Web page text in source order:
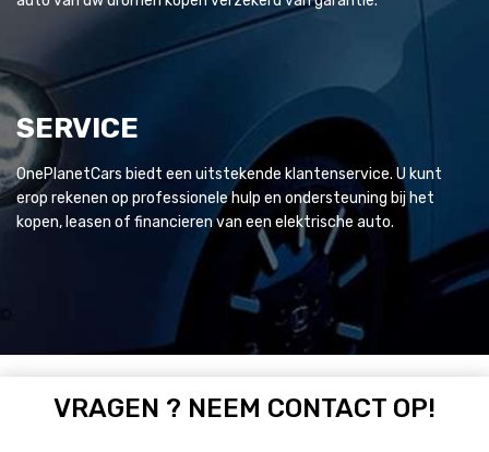
SERVICE
OnePlanetCars biedt een uitstekende klantenservice. U kunt
erop rekenen op professionele hulp en ondersteuning bij het
kopen, leasen of financieren van een elektrische auto.
VRAGEN ? NEEM CONTACT OP!